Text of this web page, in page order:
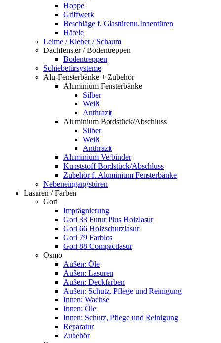
Hoppe
Griffwerk
Beschläge f. Glastürenu.Innentüren
Häfele
Leime / Kleber / Schaum
Dachfenster / Bodentreppen
Bodentreppen
Schiebetürsysteme
Alu-Fensterbänke + Zubehör
Aluminium Fensterbänke
Silber
Weiß
Anthrazit
Aluminium Bordstück/Abschluss
Silber
Weiß
Anthrazit
Aluminium Verbinder
Kunststoff Bordstück/Abschluss
Zubehör f. Aluminium Fensterbänke
Nebeneingangstüren
Lasuren / Farben
Gori
Imprägnierung
Gori 33 Futur Plus Holzlasur
Gori 66 Holzschutzlasur
Gori 79 Farblos
Gori 88 Compactlasur
Osmo
Außen: Öle
Außen: Lasuren
Außen: Deckfarben
Außen: Schutz, Pflege und Reinigung
Innen: Wachse
Innen: Öle
Innen: Schutz, Pflege und Reinigung
Reparatur
Zubehör